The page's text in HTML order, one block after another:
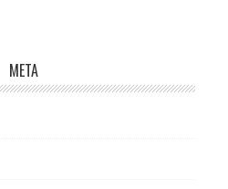
META